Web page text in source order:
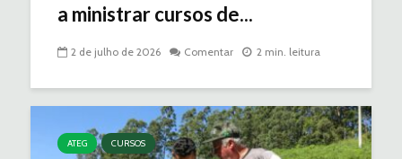
a ministrar cursos de...
2 de julho de 2026 Comentar 2 min. leitura
ATEG CURSOS